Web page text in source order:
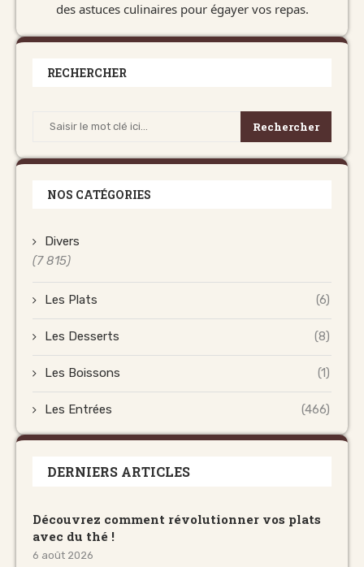
des astuces culinaires pour égayer vos repas.
RECHERCHER
Rechercher
NOS CATÉGORIES
Divers
(7 815)
Les Plats (6)
Les Desserts (8)
Les Boissons (1)
Les Entrées (466)
DERNIERS ARTICLES
Découvrez comment révolutionner vos plats
avec du thé !
6 août 2026